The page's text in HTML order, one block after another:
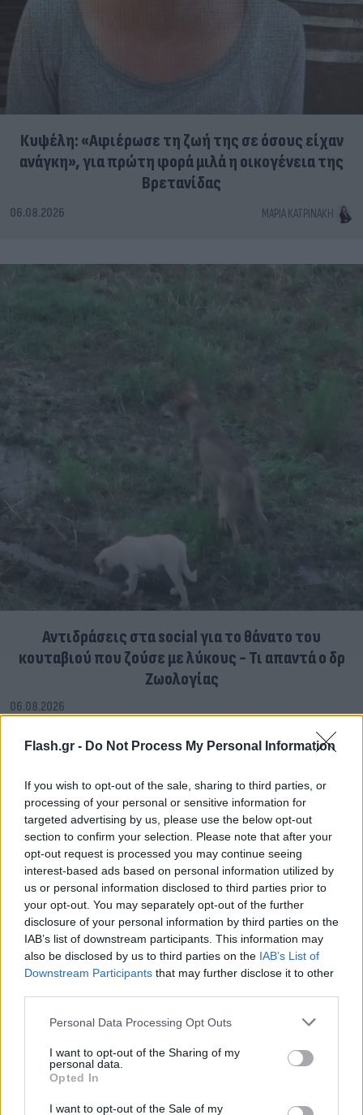
Flash.gr - Do Not Process My Personal Information
If you wish to opt-out of the sale, sharing to third parties, or
processing of your personal or sensitive information for
targeted advertising by us, please use the below opt-out
section to confirm your selection. Please note that after your
opt-out request is processed you may continue seeing
interest-based ads based on personal information utilized by
us or personal information disclosed to third parties prior to
your opt-out. You may separately opt-out of the further
disclosure of your personal information by third parties on the
IAB’s list of downstream participants. This information may
also be disclosed by us to third parties on the IAB’s List of
Downstream Participants that may further disclose it to other
Please note that this website/app uses one or more Google
not limited to your visit or usage behaviour. You may click to
grant or deny consent to Google and its third-party tags to
use your data for below specified purposes in below Google
consent section.
Personal Data Processing Opt Outs
I want to opt-out of the Sharing of my
personal data.
Opted In
I want to opt-out of the Sale of my
Κυψέλη: «Αφιέρωσε τη ζωή της σε όσους είχαν
ανάγκη», για πρώτη φορά μιλά η οικογένεια της
Βρετανίδας
06.08.2026 ΜΑΡΊΑ ΚΑΤΡΙΝΆΚΗ
Αντιδράσεις στα social για το θάνατο του
κουταβιού που ζούσε με λύκους - Τι απαντά ο δρ
Ζωολογίας
06.08.2026